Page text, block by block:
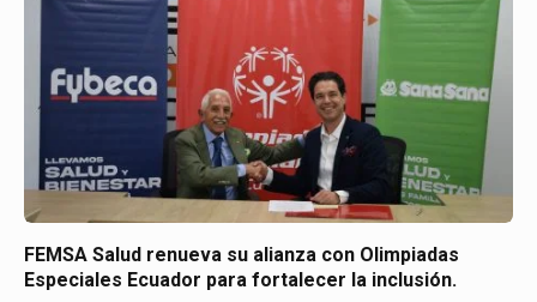
FEMSA Salud renueva su alianza con Olimpiadas
Especiales Ecuador para fortalecer la inclusión.